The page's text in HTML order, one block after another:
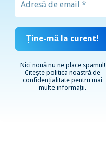
Nici nouă nu ne place spamul!
Citește politica noastră de
confidențialitate pentru mai
multe informații.